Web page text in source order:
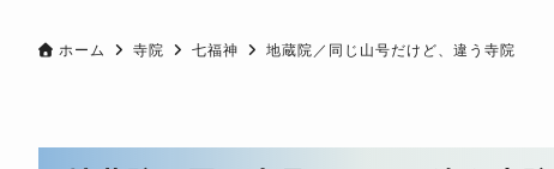
ホーム 寺院 七福神 地蔵院／同じ山号だけど、違う寺院